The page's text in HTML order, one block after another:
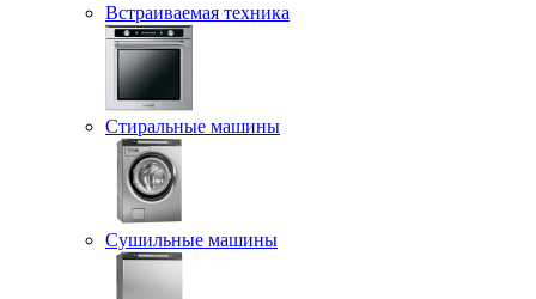
Встраиваемая техника
Стиральные машины
Сушильные машины